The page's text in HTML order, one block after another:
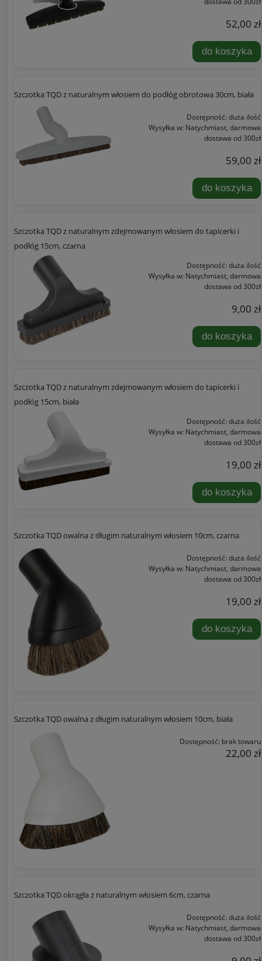
52,00 zł
do koszyka
Szczotka TQD z naturalnym włosiem do podłóg obrotowa 30cm, biała
Dostępność: duża ilość
Wysyłka w: Natychmiast, darmowa
dostawa od 300zł
59,00 zł
do koszyka
Szczotka TQD z naturalnym zdejmowanym włosiem do tapicerki i
podłóg 15cm, czarna
Dostępność: duża ilość
Wysyłka w: Natychmiast, darmowa
dostawa od 300zł
9,00 zł
do koszyka
Szczotka TQD z naturalnym zdejmowanym włosiem do tapicerki i
podłóg 15cm, biała
Dostępność: duża ilość
Wysyłka w: Natychmiast, darmowa
dostawa od 300zł
19,00 zł
do koszyka
Szczotka TQD owalna z długim naturalnym włosiem 10cm, czarna
Dostępność: duża ilość
Wysyłka w: Natychmiast, darmowa
dostawa od 300zł
19,00 zł
do koszyka
Szczotka TQD owalna z długim naturalnym włosiem 10cm, biała
Dostępność: brak towaru
22,00 zł
Szczotka TQD okrągła z naturalnym włosiem 6cm, czarna
Dostępność: duża ilość
Wysyłka w: Natychmiast, darmowa
dostawa od 300zł